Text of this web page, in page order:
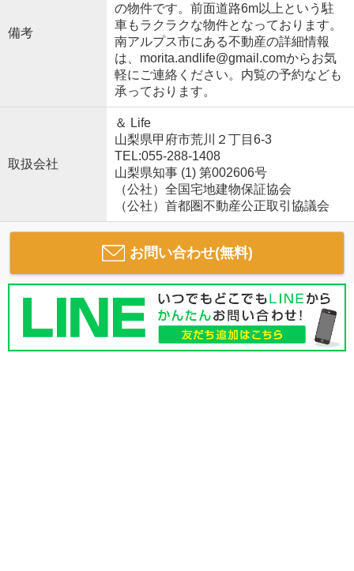
備考
の物件です。前面道路6m以上という駐
車もラクラクな物件となっております。
南アルプス市にある不動産の詳細情報
は、morita.andlife@gmail.comからお気
軽にご連絡ください。内覧の予約なども
承っております。
取扱会社
＆ Life
山梨県甲府市荒川２丁目6-3
TEL:055-288-1408
山梨県知事 (1) 第002606号
（公社）全国宅地建物保証協会
（公社）首都圏不動産公正取引協議会
お問い合わせ(無料)